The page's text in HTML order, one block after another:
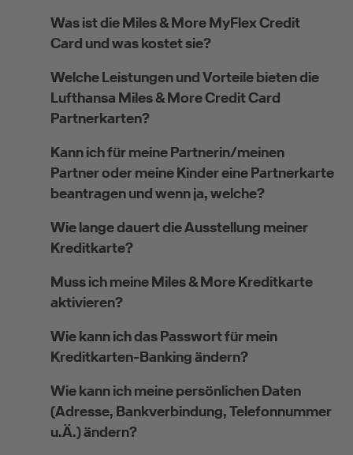
Was ist die Miles & More MyFlex Credit
Card und was kostet sie?
Welche Leistungen und Vorteile bieten die
Lufthansa Miles & More Credit Card
Partnerkarten?
Kann ich für meine Partnerin/meinen
Partner oder meine Kinder eine Partnerkarte
beantragen und wenn ja, welche?
Wie lange dauert die Ausstellung meiner
Kreditkarte?
Muss ich meine Miles & More Kreditkarte
aktivieren?
Wie kann ich das Passwort für mein
Kreditkarten-Banking ändern?
Wie kann ich meine persönlichen Daten
(Adresse, Bankverbindung, Telefonnummer
u.Ä.) ändern?